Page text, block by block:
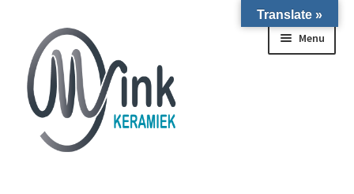
Ga door naar navigatie
Ga naar de inhoud
Menu
Translate »